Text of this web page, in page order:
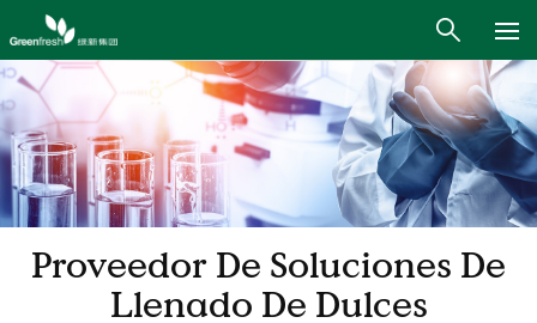
Proveedor De Soluciones De
Llenado De Dulces